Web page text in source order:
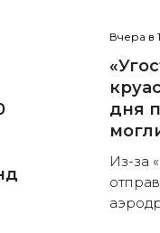
Вчера в
дня
Из-за